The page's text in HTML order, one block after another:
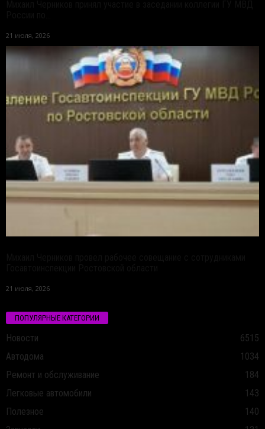
21 июля, 2026
21 июля, 2026
ПОПУЛЯРНЫЕ КАТЕГОРИИ
Новости
6515
Автодома
1034
Ремонт и обслуживание
184
Легковые автомобили
143
Полезное
140